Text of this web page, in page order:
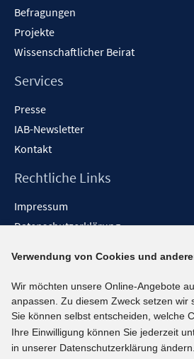
Befragungen
Projekte
Wissenschaftlicher Beirat
Services
Presse
IAB-Newsletter
Kontakt
Rechtliche Links
Impressum
Datenschutzerklärung
Barrieren melden
Social-Media-Kanäle
BlueSky
YouTube
Verwendung von Cookies und
Wir möchten unsere Online-Angebote
anpassen. Zu diesem Zweck setzen wir
Sie können selbst entscheiden, welche
Ihre Einwilligung können Sie jederzeit
in unserer Datenschutzerklärung